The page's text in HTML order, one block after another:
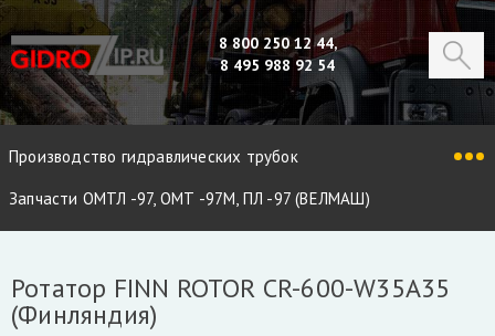
8 800 250 12 44,
8 495 988 92 54
Производство гидравлических трубок
Запчасти ОМТЛ -97, ОМТ -97М, ПЛ -97 (ВЕЛМАШ)
Запчасти Майман 90, 100, 110 / Атлант 90, 100
Гидроцилиндры
Гидрораспределители
Ротатор FINN ROTOR CR-600-W35A35
(Финляндия)